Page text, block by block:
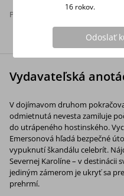
Pomohla vám táto recenzia?
Vydavateľská
V dojímavom druhom
odmietnutá nevesta zamiluje
do utrápeného hostinského.
Emersonová hľadá bezpečné
vypuknutí škandálu celebrít.
Severnej Karolíne – v destinácii
jediným zámerom je ukryť sa
prehrmí.
16 rokov.
Odoslať